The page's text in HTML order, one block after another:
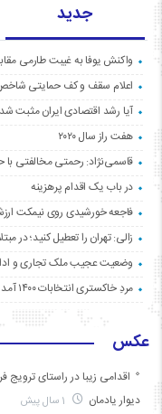
جدید
واکنش یوفا به غیبت طارمی
اعلام سقف و کف حمایتی
آیا رشد اقتصادی ایران مثبت
هفت راز سال ۲۰۲۰
قاسمی‌نژاد: رحمتی مخالفتی
در باب یک اقدام پرهزینه
فاجعه خورشیدی روی نیمکت
زالی: تهران را تعطیل کنید؛ در
وضعیت عجیب ملک تجاری و اداری در
مردِ خاکستری انتخابات ۱۴۰۰ آمد /دردسر کلاب هاوس برای کاندیداها
عکس
اقدامی زیبا در راستای
دیوار یادمان